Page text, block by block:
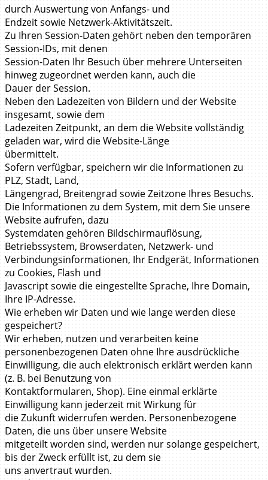
durch Auswertung von Anfangs- und
Endzeit sowie Netzwerk-Aktivitätszeit.
Zu Ihren Session-Daten gehört neben den temporären
Session-IDs, mit denen
Session-Daten Ihr Besuch über mehrere Unterseiten
hinweg zugeordnet werden kann, auch die
Dauer der Session.
Neben den Ladezeiten von Bildern und der Website
insgesamt, sowie dem
Ladezeiten Zeitpunkt, an dem die Website vollständig
geladen war, wird die Website-Länge
übermittelt.
Sofern verfügbar, speichern wir die Informationen zu
PLZ, Stadt, Land,
Längengrad, Breitengrad sowie Zeitzone Ihres Besuchs.
Die Informationen zu dem System, mit dem Sie unsere
Website aufrufen, dazu
Systemdaten gehören Bildschirmauflösung,
Betriebssystem, Browserdaten, Netzwerk- und
Verbindungsinformationen, Ihr Endgerät, Informationen
zu Cookies, Flash und
Javascript sowie die eingestellte Sprache, Ihre Domain,
Ihre IP-Adresse.
Wie erheben wir Daten und wie lange werden diese
gespeichert?
Wir erheben, nutzen und verarbeiten keine
personenbezogenen Daten ohne Ihre ausdrückliche
Einwilligung, die auch elektronisch erklärt werden kann
(z. B. bei Benutzung von
Kontaktformularen, Shop). Eine einmal erklärte
Einwilligung kann jederzeit mit Wirkung für
die Zukunft widerrufen werden. Personenbezogene
Daten, die uns über unsere Website
mitgeteilt worden sind, werden nur solange gespeichert,
bis der Zweck erfüllt ist, zu dem sie
uns anvertraut wurden.